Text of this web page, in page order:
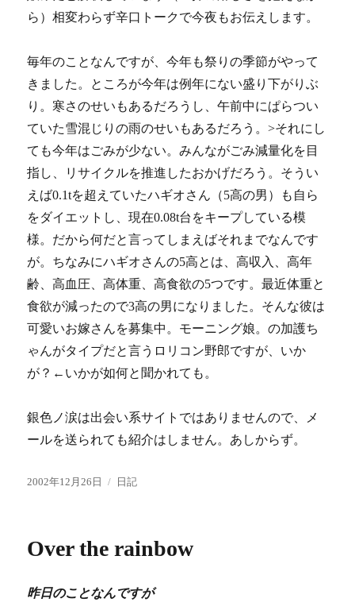
ら）相変わらず辛口トークで今夜もお伝えします。
毎年のことなんですが、今年も祭りの季節がやって
きました。ところが今年は例年にない盛り下がりぶ
り。寒さのせいもあるだろうし、午前中にぱらつい
ていた雪混じりの雨のせいもあるだろう。>それにし
ても今年はごみが少ない。みんながごみ減量化を目
指し、リサイクルを推進したおかげだろう。そうい
えば0.1tを超えていたハギオさん（5高の男）も自ら
をダイエットし、現在0.08t台をキープしている模
様。だから何だと言ってしまえばそれまでなんです
が。ちなみにハギオさんの5高とは、高収入、高年
齢、高血圧、高体重、高食欲の5つです。最近体重と
食欲が減ったので3高の男になりました。そんな彼は
可愛いお嫁さんを募集中。モーニング娘。の加護ち
ゃんがタイプだと言うロリコン野郎ですが、いか
が？←いかが如何と聞かれても。
銀色ノ涙は出会い系サイトではありませんので、メ
ールを送られても紹介はしません。あしからず。
投
2002年12月26日
カ
ー
日記
Over the rainbow
昨日のことなんですが